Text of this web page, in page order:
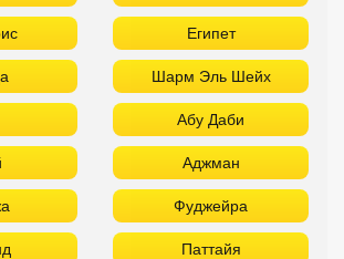
Египет
Шарм Эль Шейх
Абу Даби
Аджман
Фуджейра
Паттайя